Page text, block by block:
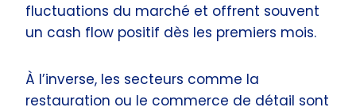
fluctuations du marché et offrent souvent
un cash flow positif dès les premiers mois.
À l’inverse, les secteurs comme la
restauration ou le commerce de détail sont